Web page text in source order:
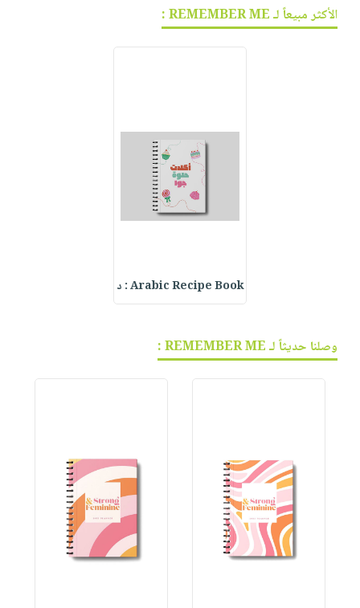
الأكثر مبيعاً لـ REMEMBER ME :
Arabic Recipe Book : د
وصلنا حديثاً لـ REMEMBER ME :